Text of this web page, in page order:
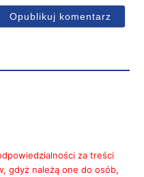
za treści
gdyż należą one do osób,